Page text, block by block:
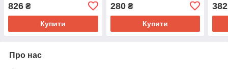
826 ₴
Купити
280₴
Купити
382
Про нас